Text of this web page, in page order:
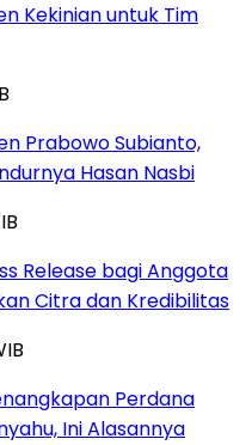
Kekinian untuk Tim
Prabowo Subianto,
Hasan Nasbi
Release bagi Anggota
Citra dan Kredibilitas
Perdana
Ini Alasannya